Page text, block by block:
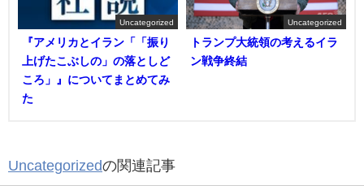
Uncategorized
『アメリカとイラン「「振り
上げたこぶしの」の落としど
ころ」』についてまとめてみ
た
Uncategorized
トランプ大統領の考えるイラ
ン戦争終結
Uncategorizedの関連記事